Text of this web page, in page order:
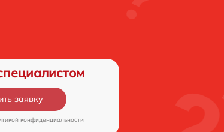
заявку
конфиденциальности